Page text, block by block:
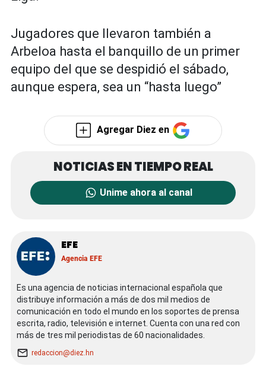
Jugadores que llevaron también a
Arbeloa hasta el banquillo de un primer
equipo del que se despidió el sábado,
aunque espera, sea un “hasta luego”
Agregar Diez en
Unime ahora al canal
EFE
Agencia EFE
Es una agencia de noticias internacional española que
distribuye información a más de dos mil medios de
comunicación en todo el mundo en los soportes de prensa
escrita, radio, televisión e internet. Cuenta con una red con
más de tres mil periodistas de 60 nacionalidades.
redaccion@diez.hn